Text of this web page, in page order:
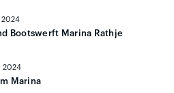
2024
Bootswerft Marina Rathje
2024
Marina